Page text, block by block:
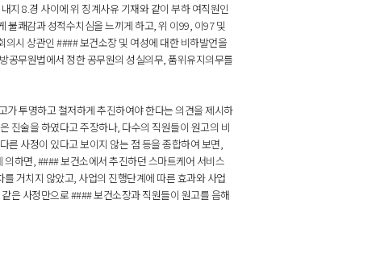
지 8.경 사이에 위 징계사유 기재와 같이 부하 여직원인
불쾌감과 성적수치심을 느끼게 하고, 위 이99, 이97 및
시 상관인 #### 보건소장 및 여성에 대한 비하발언을
공무원법에서 정한 공무원의 성실의무, 품위유지의무를
투명하고 철저하게 추진하여야 한다는 의견을 제시하
진술을 하였다고 주장하나, 다수의 직원들이 원고의 비
른 사정이 있다고 보이지 않는 점 등을 종합하여 보면,
하면, #### 보건소에서 추진하던 스마트케어 서비스
거치지 않았고, 사업의 진행단계에 따른 효과와 사업
은 사정만으로 #### 보건소장과 직원들이 원고를 음해